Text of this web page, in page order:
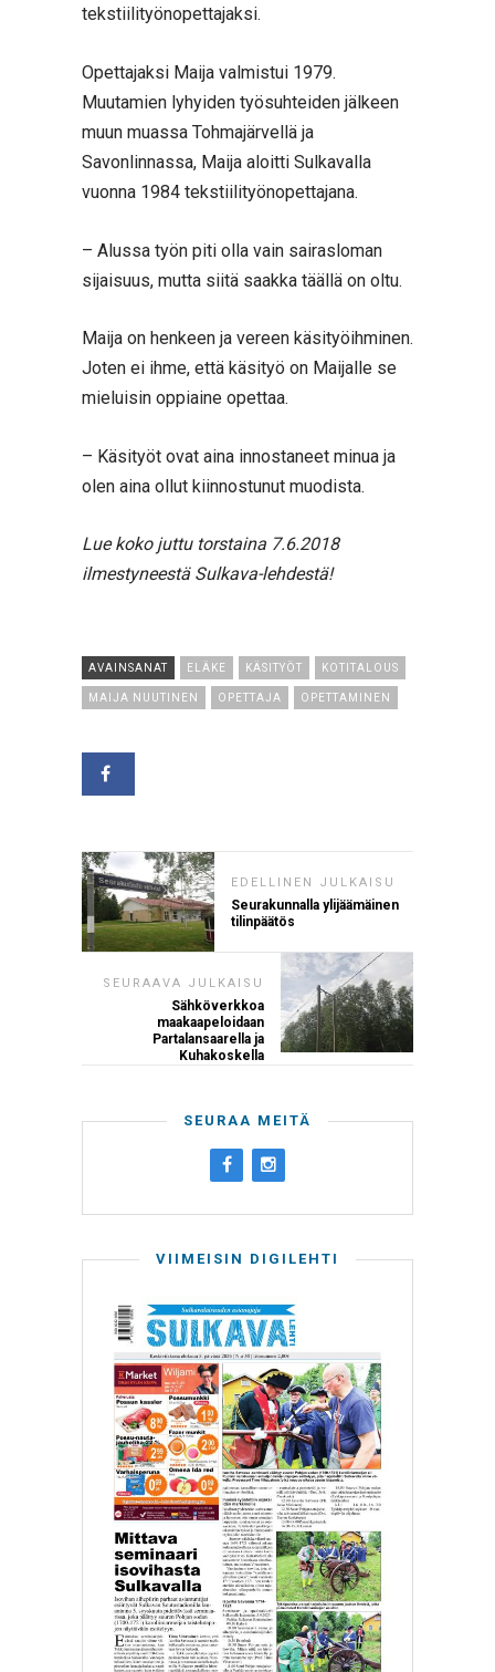
tekstiilityönopettajaksi.
Opettajaksi Maija valmistui 1979.
Muutamien lyhyiden työsuhteiden jälkeen
muun muassa Tohmajärvellä ja
Savonlinnassa, Maija aloitti Sulkavalla
vuonna 1984 tekstiilityönopettajana.
– Alussa työn piti olla vain sairasloman
sijaisuus, mutta siitä saakka täällä on oltu.
Maija on henkeen ja vereen käsityöihminen.
Joten ei ihme, että käsityö on Maijalle se
mieluisin oppiaine opettaa.
– Käsityöt ovat aina innostaneet minua ja
olen aina ollut kiinnostunut muodista.
Lue koko juttu torstaina 7.6.2018
ilmestyneestä Sulkava-lehdestä!
AVAINSANAT ELÄKE KÄSITYÖT KOTITALOUS
MAIJA NUUTINEN OPETTAJA OPETTAMINEN
EDELLINEN JULKAISU
Seurakunnalla ylijäämäinen
tilinpäätös
SEURAAVA JULKAISU
Sähköverkkoa
maakaapeloidaan
Partalansaarella ja
Kuhakoskella
SEURAA MEITÄ
VIIMEISIN DIGILEHTI